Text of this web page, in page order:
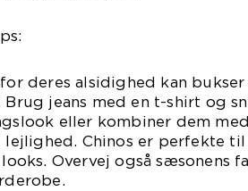
deres alsidighed kan
Brug jeans med en t-shirt og
eller kombiner dem
lejlighed. Chinos er perfekte
looks. Overvej også sæsonens